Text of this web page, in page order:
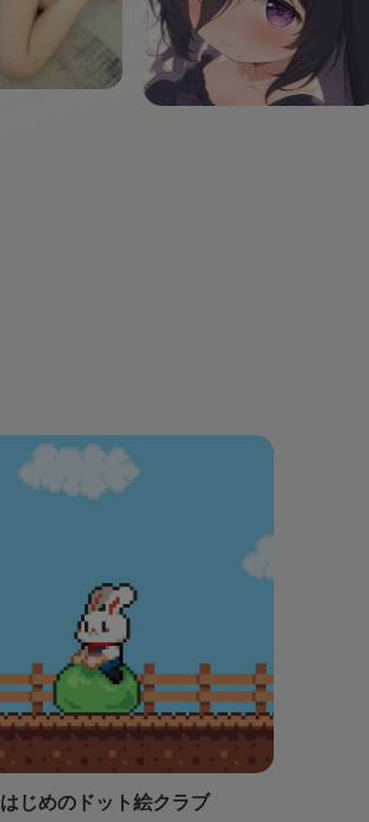
はじめのドット絵クラブ